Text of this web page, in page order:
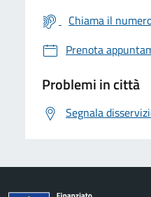
Chiama il
Prenota
Problemi in città
Segnala